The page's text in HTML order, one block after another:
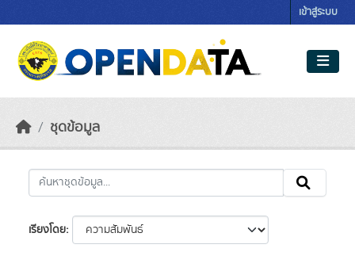
เข้าสู่ระบบ
ชุดข้อมูล
เรียงโดย